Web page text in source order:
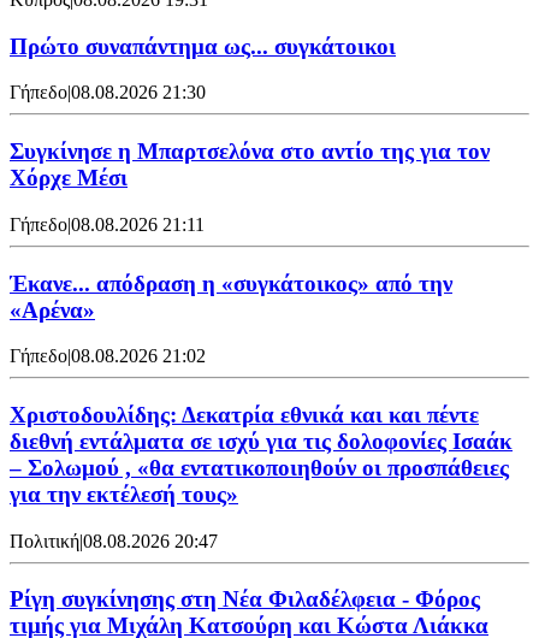
Πρώτο συναπάντημα ως... συγκάτοικοι
Γήπεδο|08.08.2026 21:30
Συγκίνησε η Μπαρτσελόνα στο αντίο της για τον
Χόρχε Μέσι
Γήπεδο|08.08.2026 21:11
Έκανε... απόδραση η «συγκάτοικος» από την
«Αρένα»
Γήπεδο|08.08.2026 21:02
Χριστοδουλίδης: Δεκατρία εθνικά και και πέντε
διεθνή εντάλματα σε ισχύ για τις δολοφονίες Ισαάκ
– Σολωμού , «θα εντατικοποιηθούν οι προσπάθειες
για την εκτέλεσή τους»
Πολιτική|08.08.2026 20:47
Ρίγη συγκίνησης στη Νέα Φιλαδέλφεια - Φόρος
τιμής για Μιχάλη Κατσούρη και Κώστα Λιάκκα